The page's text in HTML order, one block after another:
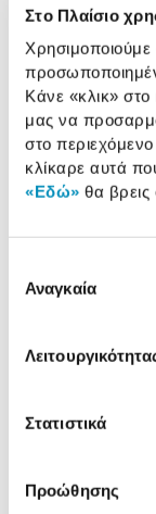
Στο Πλαίσιο
Κάνε «κλικ» στο
μας να
στο
κλίκαρε αυτά
«Εδώ» θα βρεις
συγκατάθεσης
Αναγκαία
Στατιστικά
Προώθησης
Αναλυτική
παρουσίαση
Αναλυτική
προϊόντος
Χαρακτηριστικά
Αξιολογήσεις
Αξιολογήσεις
προϊόν